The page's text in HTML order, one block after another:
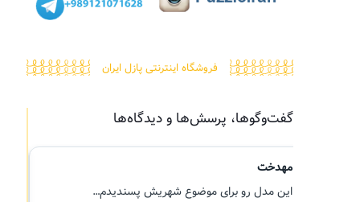
فروشگاه اینترنتی پازل ایران
گفت‌وگوها، پرسش‌ها و دیدگاه‌ها
مهدخت
این مدل رو برای موضوع شهریش پسندیدم…